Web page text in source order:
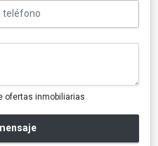
ofertas inmobiliarias